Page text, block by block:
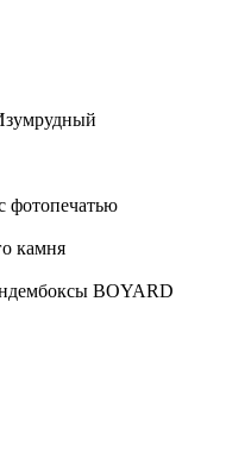
фотопечатью
камня
BOYARD